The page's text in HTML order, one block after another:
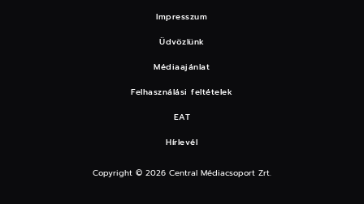
Impresszum
Üdvözlünk
Médiaajánlat
Felhasználási feltételek
EAT
Hírlevél
Copyright © 2026 Central Médiacsoport Zrt.